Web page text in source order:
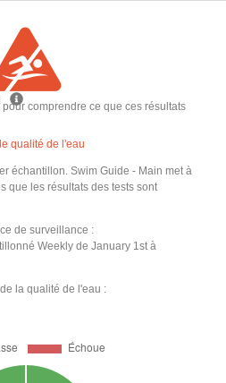
comprendre ce que ces résultats
qualité de l'eau
échantillon. Swim Guide - Main met à
que les résultats des tests sont
de surveillance :
Weekly de January 1st à
la qualité de l'eau :